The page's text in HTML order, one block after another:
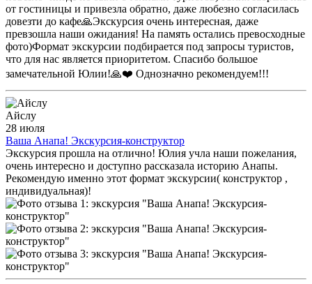
от гостиницы и привезла обратно, даже любезно согласилась
довезти до кафе🙏Экскурсия очень интересная, даже
превзошла наши ожидания! На память остались превосходные
фото)Формат экскурсии подбирается под запросы туристов,
что для нас является приоритетом. Спасибо большое
замечательной Юлии!🙏❤️ Однозначно рекомендуем!!!
Айслу
28 июля
Ваша Анапа! Экскурсия-конструктор
Экскурсия прошла на отлично! Юлия учла наши пожелания,
очень интересно и доступно рассказала историю Анапы.
Рекомендую именно этот формат экскурсии( конструктор ,
индивидуальная)!